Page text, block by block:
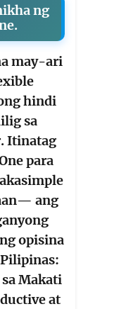
ng
may-ari
hindi
sa
Itinatag
para
ang
opisina
Makati
at